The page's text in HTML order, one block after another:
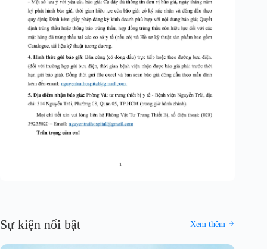
Sự kiện nổi bật Xem thêm